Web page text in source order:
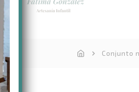
Conjunto